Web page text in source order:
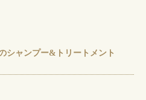
シャンプー&トリートメント